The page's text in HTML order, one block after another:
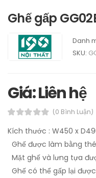
Ghế gấp
Danh
SKU:
Giá: Liên hệ
(0 Bình Luận)
Kích thước : W450 x
Ghế được làm bằng
Mặt ghế và lưng tựa
Ghế có thể gấp lại